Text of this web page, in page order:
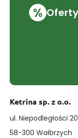
%
Ketrina sp. z o.o.
ul. Niepodległości
58-300 Wałbrzych